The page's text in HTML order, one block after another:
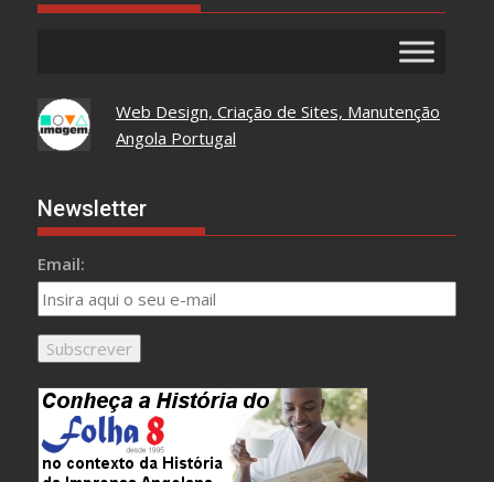
Web Design, Criação de Sites, Manutenção
Angola Portugal
Newsletter
Email: